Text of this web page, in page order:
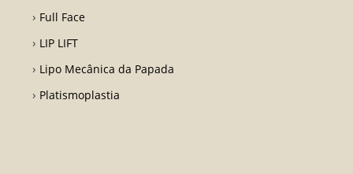
Full Face
LIP LIFT
Lipo Mecânica da Papada
Platismoplastia